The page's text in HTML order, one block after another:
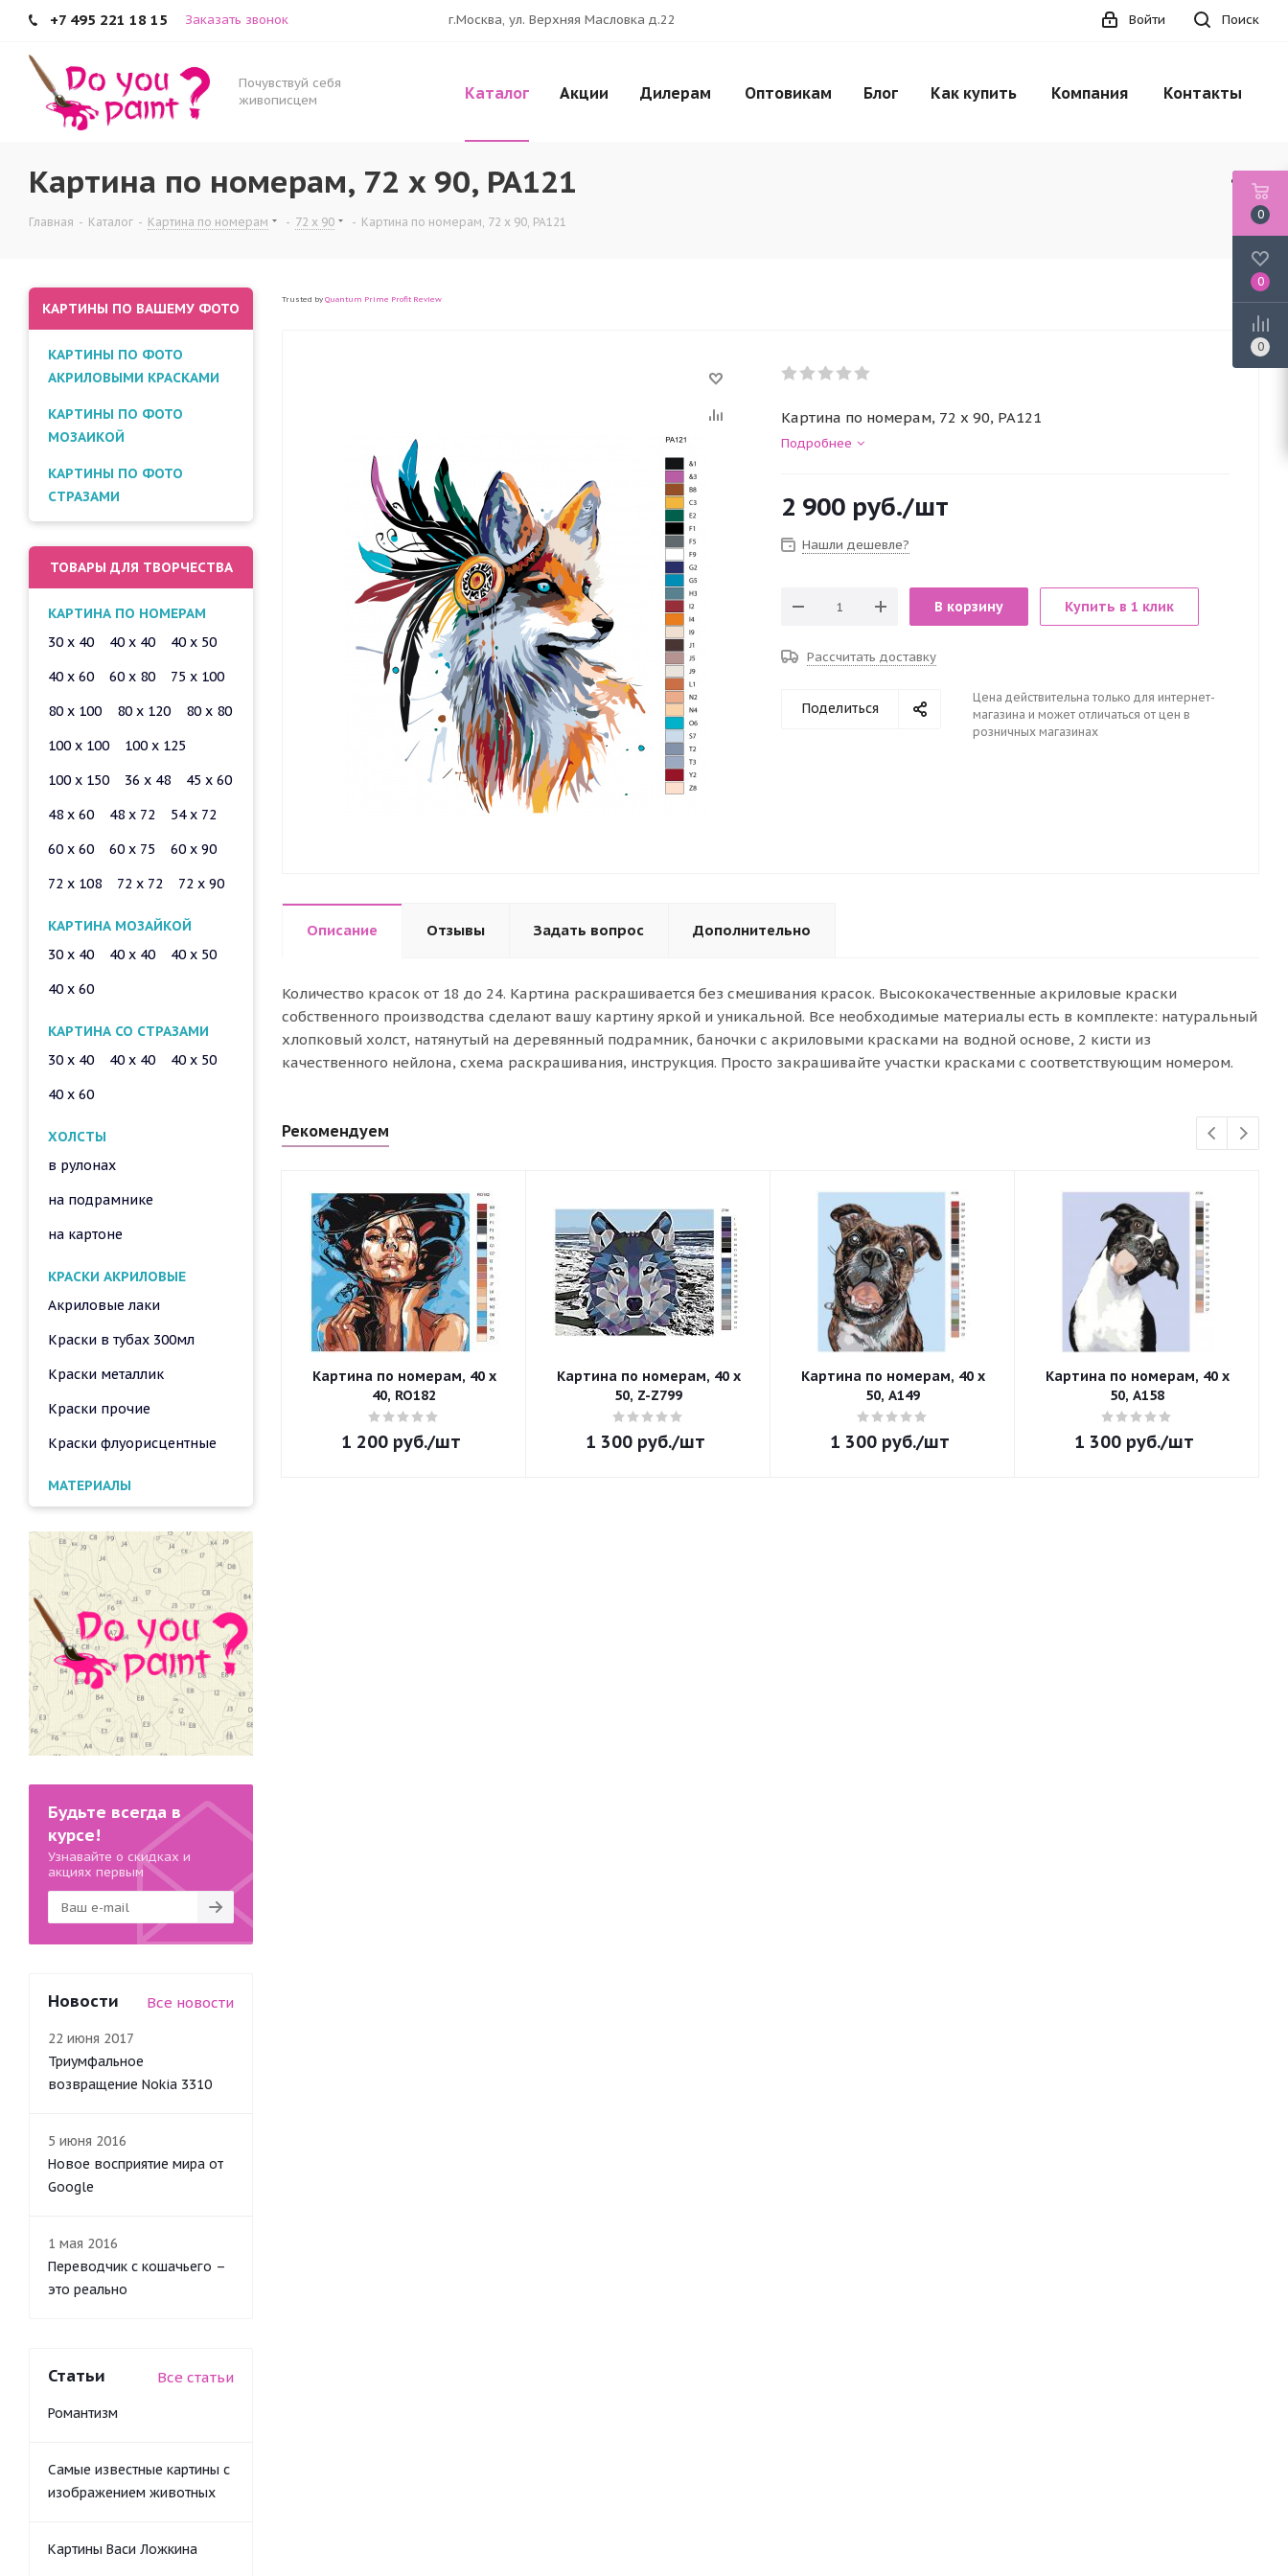
+7 495 221 18 15 Заказать звонок г.Москва, ул. Верхняя Масловка д.22 Поиск
Войти
Почувствуй себя
живописцем
Каталог Акции Дилерам Оптовикам Блог Как купить Компания Контакты
Картина по номерам, 72 x 90, PA121
Главная - Каталог - Картина по номерам - 72 x 90 - Картина по номерам, 72 x 90, PA121
Trusted by Quantum Prime Profit Review
Картина по номерам, 72 x 90, PA121
Подробнее
2 900 руб./шт
Нашли дешевле?
В корзину Купить в 1 клик
Рассчитать доставку
Поделиться
Цена действительна только для интернет-
магазина и может отличаться от цен в
розничных магазинах
Описание Отзывы Задать вопрос Дополнительно
Количество красок от 18 до 24. Картина раскрашивается без смешивания красок. Высококачественные акриловые краски
собственного производства сделают вашу картину яркой и уникальной. Все необходимые материалы есть в комплекте: натуральный
хлопковый холст, натянутый на деревянный подрамник, баночки с акриловыми красками на водной основе, 2 кисти из
качественного нейлона, схема раскрашивания, инструкция. Просто закрашивайте участки красками с соответствующим номером.
Рекомендуем
Картина по номерам, 40 x
40, RO182
1 200руб./шт
Картина по номерам, 40 x
50, Z-Z799
1 300руб./шт
Картина по номерам, 40 x
50, A149
1 300руб./шт
Картина по номерам, 40 x
50, A158
1 300руб./шт
КАРТИНЫ ПО ВАШЕМУ ФОТО
КАРТИНЫ ПО ФОТО
АКРИЛОВЫМИ КРАСКАМИ
КАРТИНЫ ПО ФОТО
МОЗАИКОЙ
КАРТИНЫ ПО ФОТО
СТРАЗАМИ
ТОВАРЫ ДЛЯ ТВОРЧЕСТВА
КАРТИНА ПО НОМЕРАМ
30 x 40
40 x 40
40 x 50
40 x 60
60 x 80
75 x 100
80 x 100
80 x 120
80 x 80
100 x 100
100 x 125
100 x 150
36 x 48
45 x 60
48 x 60
48 x 72
54 x 72
60 x 60
60 x 75
60 x 90
72 x 108
72 x 72 72 x 90
КАРТИНА МОЗАЙКОЙ
30 x 40
40 x 40
40 x 50
40 x 60
КАРТИНА СО СТРАЗАМИ
30 x 40
40 x 40
40 x 50
40 x 60
ХОЛСТЫ
в рулонах
на подрамнике
на картоне
КРАСКИ АКРИЛОВЫЕ
Акриловые лаки
Краски в тубах 300мл
Краски металлик
Краски прочие
Краски флуорисцентные
МАТЕРИАЛЫ
Будьте всегда в
курсе!
Узнавайте о скидках и
акциях первым
Новости Все новости
22 июня 2017
Триумфальное
возвращение Nokia 3310
5 июня 2016
Новое восприятие мира от
Google
1 мая 2016
Переводчик с кошачьего –
это реально
Статьи Все статьи
Романтизм
Самые известные картины с
изображением животных
Картины Васи Ложкина
0
0
0